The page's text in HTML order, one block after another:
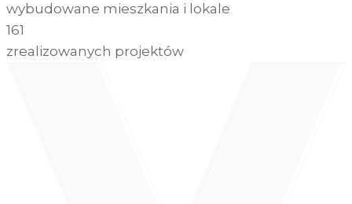
wybudowane mieszkania i lokale
161
zrealizowanych projektów